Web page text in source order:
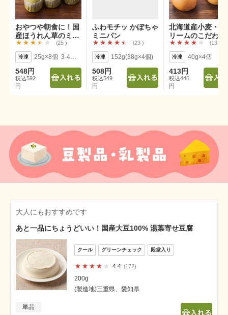
おやつや朝食に！国
産ほうれん草のミニ
蒸しパン
25
548円
税込592
円
ふわモチッ かぼちゃ
ミニパン
23
152g(38g×4個)
508円
税込549
円
北海道産小麦・生
リームのこだわり
ターロール
13
40g×4個
413円
税込446
円
大人にもおすすめです
あと一品にちょうどいい！国産大豆100% 湯葉寄せ豆腐
4.4 172
200g
(製造地)三重県、愛知県
単品